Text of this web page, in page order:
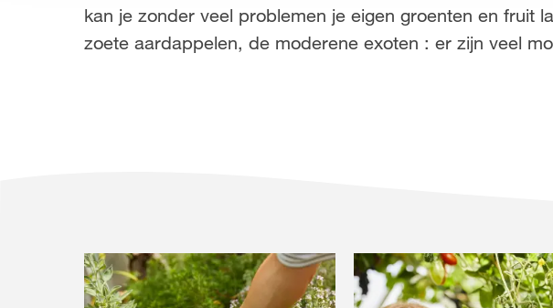
kan je zonder veel problemen je eigen groenten en fruit
zoete aardappelen, de moderene exoten : er zijn veel